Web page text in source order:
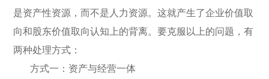
是资产性资源，而不是人力资源。这就产生了企业价值取
向和股东价值取向认知上的背离。要克服以上的问题，有
两种处理方式：
方式一：资产与经营一体